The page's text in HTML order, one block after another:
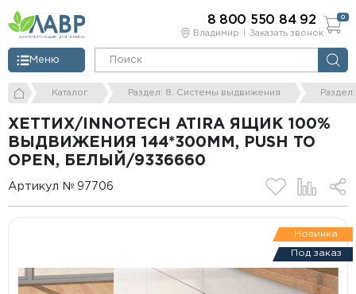
Владимир Заказать звонок
Меню
8 800 550 84 92 0
Каталог Раздел: 8. Системы выдвижения
ХЕТТИХ/INNOTECH ATIRA ЯЩИК 100%
ВЫДВИЖЕНИЯ 144*300ММ, PUSH TO
OPEN, БЕЛЫЙ/9336660
Артикул № 97706
Новинка
Под заказ